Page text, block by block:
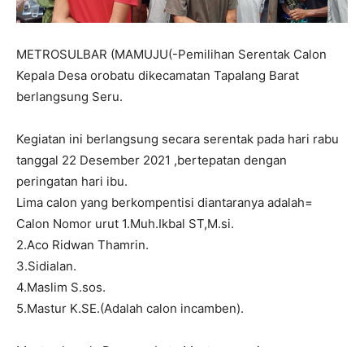
METROSULBAR (MAMUJU(-Pemilihan Serentak Calon
Kepala Desa orobatu dikecamatan Tapalang Barat
berlangsung Seru.
Kegiatan ini berlangsung secara serentak pada hari rabu
tanggal 22 Desember 2021 ,bertepatan dengan
peringatan hari ibu.
Lima calon yang berkompentisi diantaranya adalah=
Calon Nomor urut 1.Muh.Ikbal ST,M.si.
2.Aco Ridwan Thamrin.
3.Sidialan.
4.Maslim S.sos.
5.Mastur K.SE.(Adalah calon incamben).